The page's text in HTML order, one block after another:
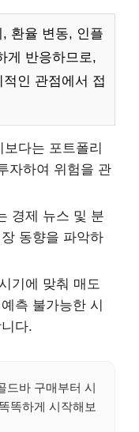
환율 변동, 인플
게 반응하므로,
인 관점에서 접
다는 포트폴리
자하여 위험을 관
경제 뉴스 및 분
동향을 파악하
기에 맞춰 매도
측 불가능한 시
다.
드바 구매부터 시
똑하게 시작해보